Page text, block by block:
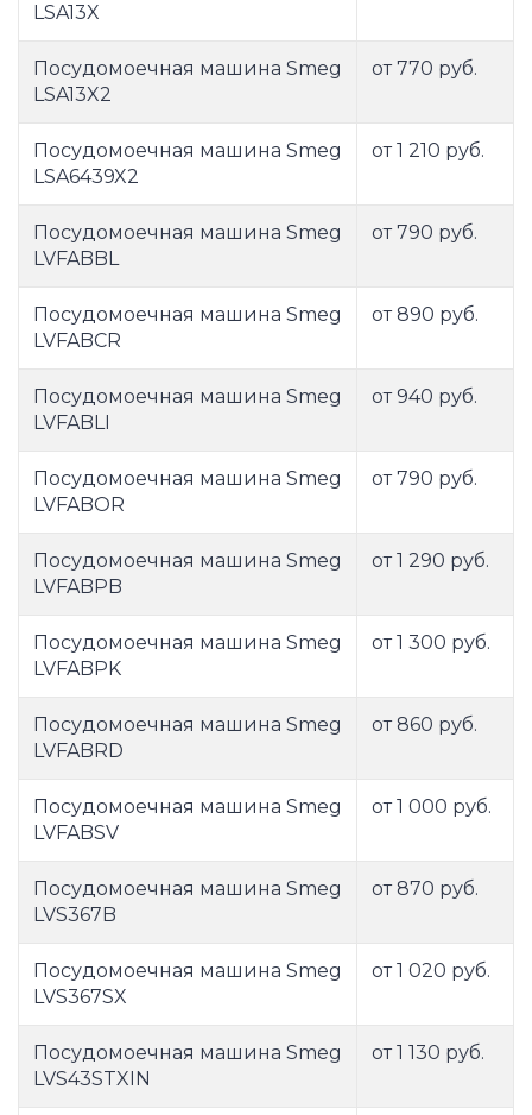
LSA13X
Посудомоечная машина Smeg
LSA13X2
от 770 руб.
Посудомоечная машина Smeg
LSA6439X2
от 1 210 руб.
Посудомоечная машина Smeg
LVFABBL
от 790 руб.
Посудомоечная машина Smeg
LVFABCR
от 890 руб.
Посудомоечная машина Smeg
LVFABLI
от 940 руб.
Посудомоечная машина Smeg
LVFABOR
от 790 руб.
Посудомоечная машина Smeg
LVFABPB
от 1 290 руб.
Посудомоечная машина Smeg
LVFABPK
от 1 300 руб.
Посудомоечная машина Smeg
LVFABRD
от 860 руб.
Посудомоечная машина Smeg
LVFABSV
от 1 000 руб.
Посудомоечная машина Smeg
LVS367B
от 870 руб.
Посудомоечная машина Smeg
LVS367SX
от 1 020 руб.
Посудомоечная машина Smeg
LVS43STXIN
от 1 130 руб.